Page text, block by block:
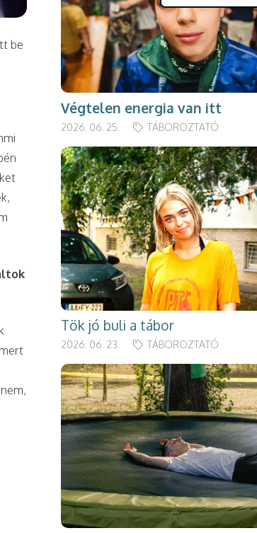
be
Végtelen energia van itt
2026. 06. 25. TÁBOROZTATÓ
Tök jó buli a tábor
2026. 06. 23. TÁBOROZTATÓ